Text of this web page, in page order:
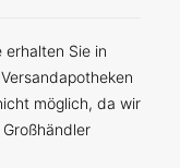
erhalten Sie in
möglich, da wir